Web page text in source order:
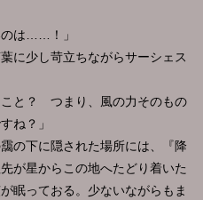
のは……！」
に少し苛立ちながらサーシェス
こと？ つまり、風の力そのもの
ね？」
の下に隠された場所には、『降
が星からこの地へたどり着いた
眠っておる。少ないながらもま